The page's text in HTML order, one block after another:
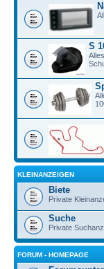
S
KLEINANZEIGEN
Biete
Private
Suche
Private
FORUM - HOMEPAGE